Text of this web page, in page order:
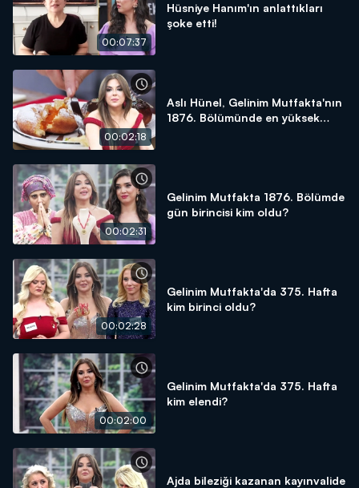
00:07:37
Hüsniye Hanım'ın anlattıkları
şoke etti!
00:02:18
Aslı Hünel, Gelinim Mutfakta'nın
1876. Bölümünde en yüksek
00:02:31
Gelinim Mutfakta 1876. Bölümde
gün birincisi kim oldu?
00:02:28
Gelinim Mutfakta'da 375. Hafta
kim birinci oldu?
00:02:00
Gelinim Mutfakta'da 375. Hafta
kim elendi?
Ajda bileziği kazanan kayınvalide